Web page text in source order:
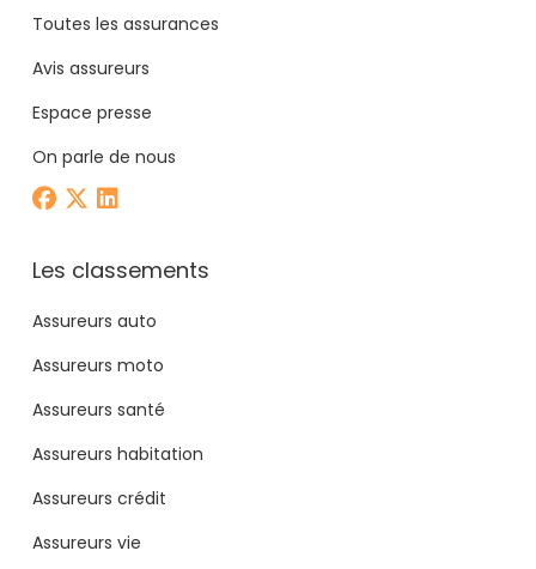
Toutes les assurances
Avis assureurs
Espace presse
On parle de nous
Les classements
Assureurs auto
Assureurs moto
Assureurs santé
Assureurs habitation
Assureurs crédit
Assureurs vie